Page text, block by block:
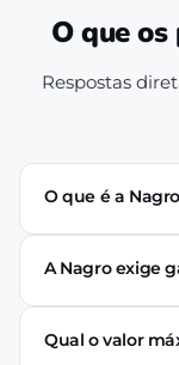
O que
Respostas
O que é a
A Nagro é uma
autorizada pelo
se cadastra pelo
produtivo e (se
A Nagro exige
Não. Nenhuma
de terra,
perfil produtivo
Qual o valor